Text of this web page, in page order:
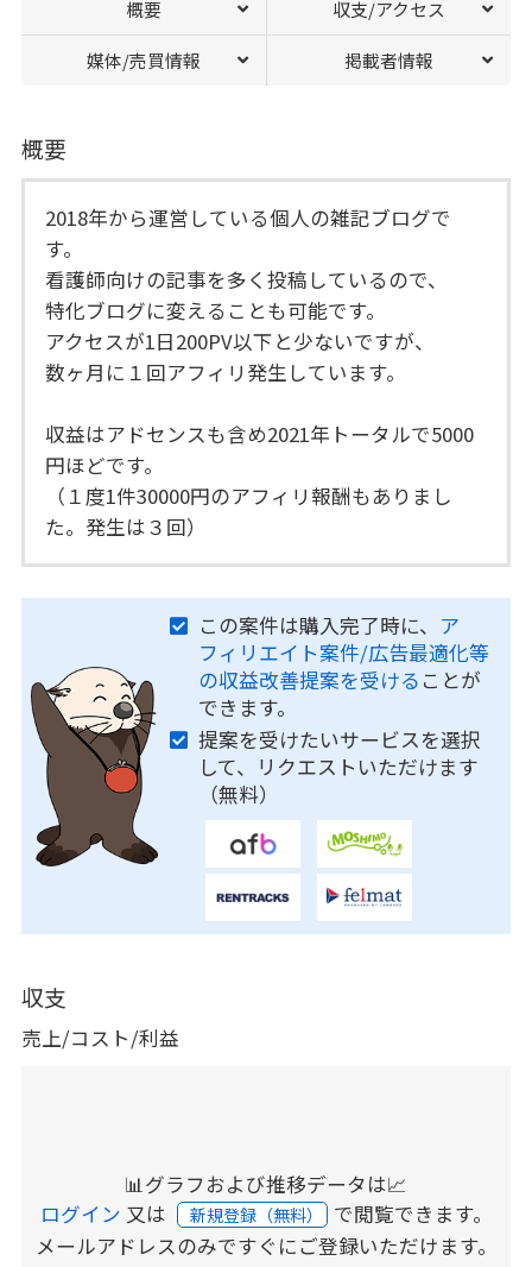
概要 収支/アクセス
媒体/売買情報 掲載者情報
概要
2018年から運営している個人の雑記ブログで
す。
看護師向けの記事を多く投稿しているので、
特化ブログに変えることも可能です。
アクセスが1日200PV以下と少ないですが、
数ヶ月に１回アフィリ発生しています。
収益はアドセンスも含め2021年トータルで5000
円ほどです。
（１度1件30000円のアフィリ報酬もありまし
た。発生は３回）
この案件は購入完了時に、 ア
フィリエイト案件/広告最適化等
の収益改善提案を受ける ことが
できます。
提案を受けたいサービスを選択
して、リクエストいただけます
（無料）
収支
売上/コスト/利益
📊グラフおよび推移データは📈
ログイン 又は 新規登録（無料） で閲覧できます。
メールアドレスのみですぐにご登録いただけます。